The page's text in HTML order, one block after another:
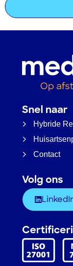
Snel naar
Hybride
Contact
Volg ons